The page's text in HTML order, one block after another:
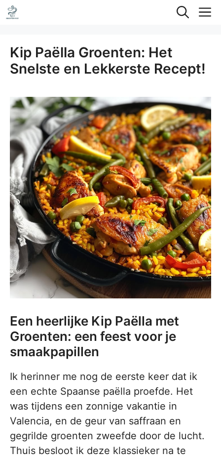
Ga
naar
inhoud
Kip Paëlla Groenten: Het
Snelste en Lekkerste Recept!
Een heerlijke Kip Paëlla met
Groenten: een feest voor je
smaakpapillen
Ik herinner me nog de eerste keer dat ik
een echte Spaanse paëlla proefde. Het
was tijdens een zonnige vakantie in
Valencia, en de geur van saffraan en
gegrilde groenten zweefde door de lucht.
Thuis besloot ik deze klassieker na te